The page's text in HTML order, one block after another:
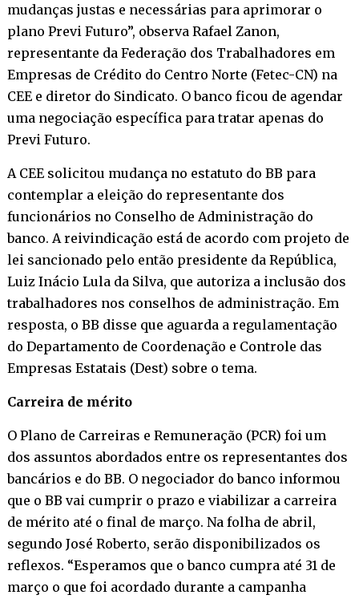
mudanças justas e necessárias para aprimorar o
plano Previ Futuro”, observa Rafael Zanon,
representante da Federação dos Trabalhadores em
Empresas de Crédito do Centro Norte (Fetec-CN) na
CEE e diretor do Sindicato. O banco ficou de agendar
uma negociação específica para tratar apenas do
Previ Futuro.
A CEE solicitou mudança no estatuto do BB para
contemplar a eleição do representante dos
funcionários no Conselho de Administração do
banco. A reivindicação está de acordo com projeto de
lei sancionado pelo então presidente da República,
Luiz Inácio Lula da Silva, que autoriza a inclusão dos
trabalhadores nos conselhos de administração. Em
resposta, o BB disse que aguarda a regulamentação
do Departamento de Coordenação e Controle das
Empresas Estatais (Dest) sobre o tema.
Carreira de mérito
O Plano de Carreiras e Remuneração (PCR) foi um
dos assuntos abordados entre os representantes dos
bancários e do BB. O negociador do banco informou
que o BB vai cumprir o prazo e viabilizar a carreira
de mérito até o final de março. Na folha de abril,
segundo José Roberto, serão disponibilizados os
reflexos. “Esperamos que o banco cumpra até 31 de
março o que foi acordado durante a campanha